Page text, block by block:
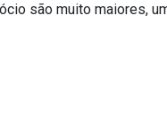
são muito maiores,